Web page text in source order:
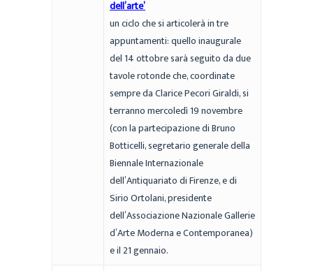
dell’arte’
un ciclo che si articolerà in tre
appuntamenti: quello inaugurale
del 14 ottobre sarà seguito da due
tavole rotonde che, coordinate
sempre da Clarice Pecori Giraldi, si
terranno mercoledì 19 novembre
(con la partecipazione di Bruno
Botticelli, segretario generale della
Biennale Internazionale
dell’Antiquariato di Firenze, e di
Sirio Ortolani, presidente
dell’Associazione Nazionale Gallerie
d’Arte Moderna e Contemporanea)
e il 21 gennaio.